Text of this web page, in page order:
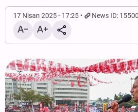
17 Nisan 2025 - 17:25 News ID: